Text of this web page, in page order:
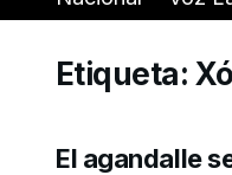
Etiqueta:
El agandalle